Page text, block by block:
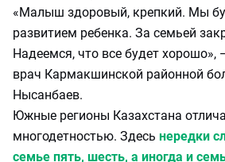
«Малыш здоровый, крепкий. Мы
развитием ребенка. За семьей
Надеемся, что все будет хорошо»,
врач Кармакшинской районной
Нысанбаев.
Южные регионы Казахстана
многодетностью. Здесь нередки
семье пять, шесть, а иногда и